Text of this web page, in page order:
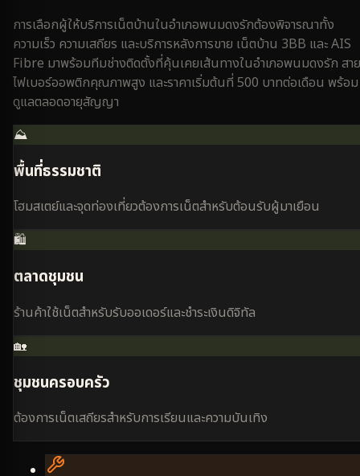
การเลือกผู้ให้บริการเน็ตบ้านในอำเภอพนมดงรักต้องพิจารณาทั้ง
ความเร็ว ความเสถียร และบริการหลังการขาย เน็ตบ้าน 3BB และ AIS
Fibre มาพร้อมทีมช่างติดตั้งที่คุ้นเคยเส้นทางในอำเภอพนมดงรัก สาย
ไฟเบอร์ออพติกคุณภาพสูง และราคาเริ่มต้นที่ 500 บาทต่อเดือน พร้อม
ดูแลตลอดอายุสัญญา
⛰️
พื้นที่ธรรมชาติ
โฮมสเตย์และจุดท่องเที่ยวต้องการเน็ตสำหรับต้อนรับผู้มาเยือน
🛍️
ตลาดชุมชน
ร้านค้าใช้เน็ตสำหรับรับออเดอร์และชำระเงินดิจิทัล
🏡
ชุมชนครอบครัว
ต้องการเน็ตเสถียรสำหรับการเรียนและความบันเทิง